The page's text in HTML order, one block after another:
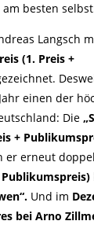
am besten
Langsch
(1. Preis +
einen der
Die
+
er erneut
Publikumspreis)
Und im
bei Arno